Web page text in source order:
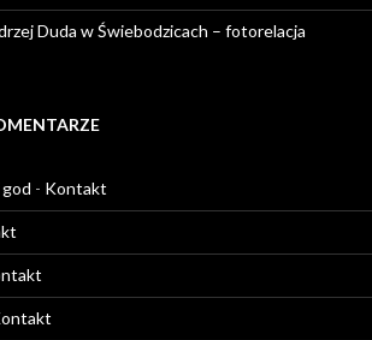
Duda w Świebodzicach – fotorelacja
- Kontakt